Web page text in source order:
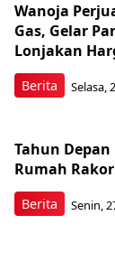
Berita
Wanoja
Gas, Gelar
Lonjakan
Selasa,
Berita
Tahun
Rumah
Senin,